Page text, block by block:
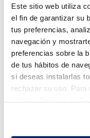
Este sitio web utiliza
el fin de garantizar su
tus preferencias,
navegación y
preferencias sobre la
de tus hábitos de
si deseas instalarlas
rechazar su uso. Para
nuestraPolítica de
Lomos de salmón
noruego Premium